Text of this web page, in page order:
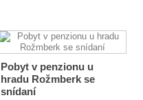
Pobyt v penzionu u
hradu Rožmberk se
snídaní